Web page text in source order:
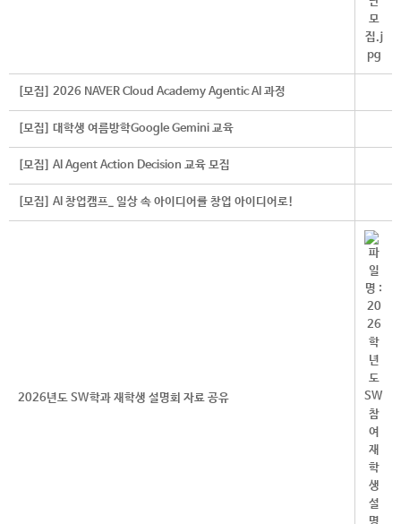
[모집] 2026 NAVER Cloud Academy Agentic AI 과정
[모집] 대학생 여름방학Google Gemini 교육
[모집] AI Agent Action Decision 교육 모집
[모집] AI 창업캠프_ 일상 속 아이디어를 창업 아이디어로!
2026년도 SW학과 재학생 설명회 자료 공유